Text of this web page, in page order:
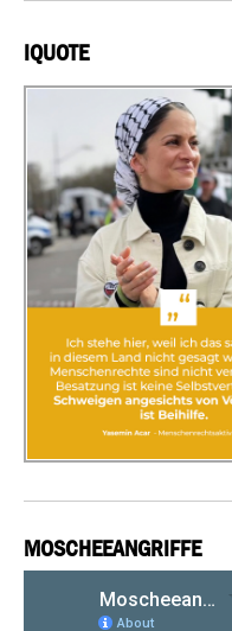
IQUOTE
MOSCHEEANGRIFFE